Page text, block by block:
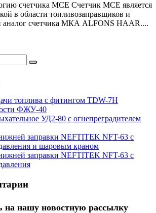
счетчика МСЕ Счетчик МСЕ является
в области топливозаправщиков и
аналог счетчика МКА ALFONS HAAR....
топлива с фитингом TDW-7H
ФЖУ-40
УД2-80 с огнепреградителем
заправки NEFTITEK NFT-63 с
и шаровым краном
заправки NEFTITEK NFT-63 с
на нашу новостную рассылку